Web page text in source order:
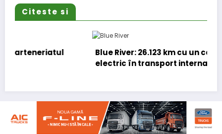
Citeste si
Blue River: 26.123 km cu un camion 100%
electric în transport internațional